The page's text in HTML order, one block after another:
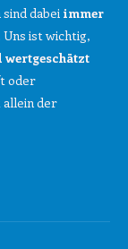
dabei immer
Uns ist wichtig,
wertgeschätzt
oder
allein der